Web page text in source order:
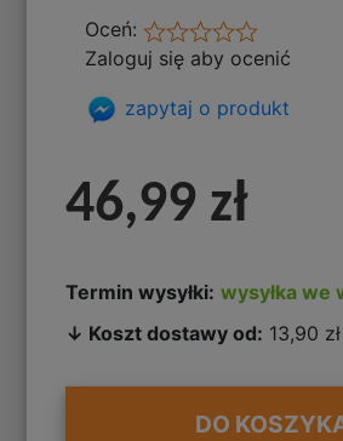
Oceń:
Zaloguj się aby ocenić
zapytaj o produkt
46,99 zł
Termin wysyłki: wysyłka we
↓ Koszt dostawy od: 13,90 zł
DO